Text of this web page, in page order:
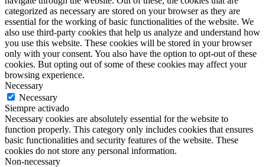
categorized as necessary are stored on your browser as they are
essential for the working of basic functionalities of the website. We
also use third-party cookies that help us analyze and understand how
you use this website. These cookies will be stored in your browser
only with your consent. You also have the option to opt-out of these
cookies. But opting out of some of these cookies may affect your
browsing experience.
Necessary
Necessary
Siempre activado
Necessary cookies are absolutely essential for the website to
function properly. This category only includes cookies that ensures
basic functionalities and security features of the website. These
cookies do not store any personal information.
Non-necessary